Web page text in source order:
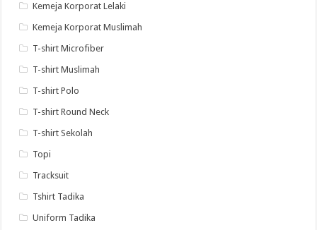
Kemeja Korporat Lelaki
Kemeja Korporat Muslimah
T-shirt Microfiber
T-shirt Muslimah
T-shirt Polo
T-shirt Round Neck
T-shirt Sekolah
Topi
Tracksuit
Tshirt Tadika
Uniform Tadika